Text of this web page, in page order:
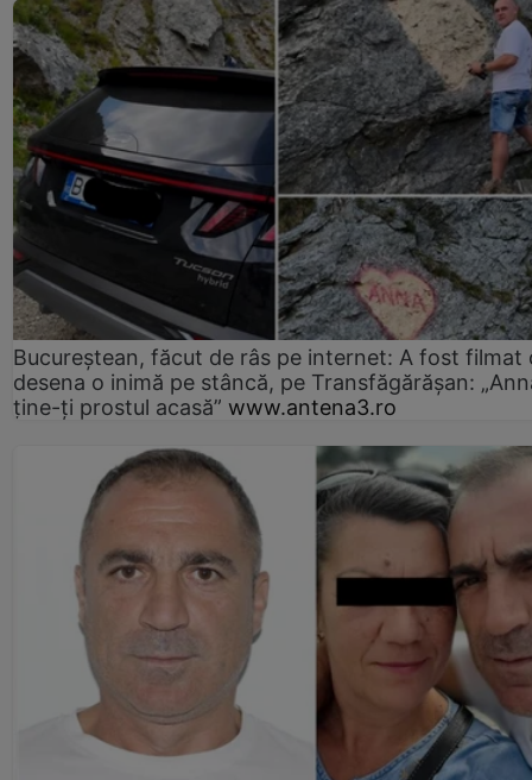
Bucureștean, făcut de râs pe internet: A fost filmat
desena o inimă pe stâncă, pe Transfăgărășan:
ține-ți prostul acasă” www.antena3.ro